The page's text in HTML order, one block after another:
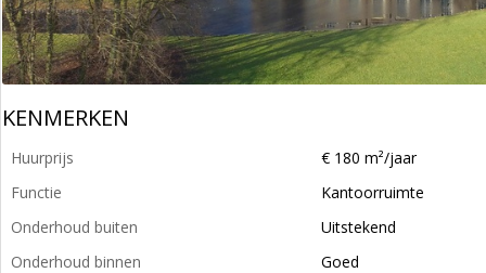
KENMERKEN
Huurprijs
€ 180 m²/jaar
Functie
Kantoorruimte
Onderhoud buiten
Uitstekend
Onderhoud binnen
Goed